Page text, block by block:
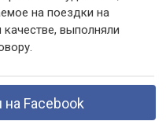
на поездки на
качестве, выполняли
Facebook